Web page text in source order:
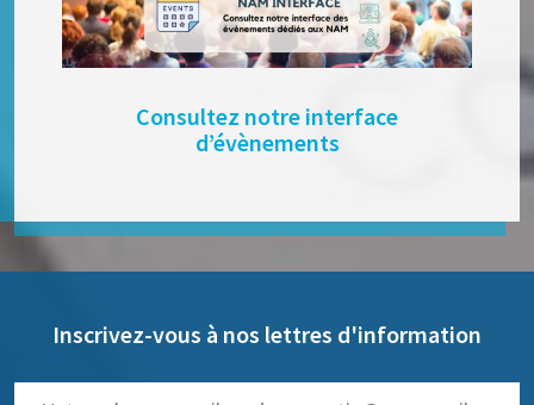
Consultez notre interface
d’évènements
Inscrivez-vous à nos lettres d'information